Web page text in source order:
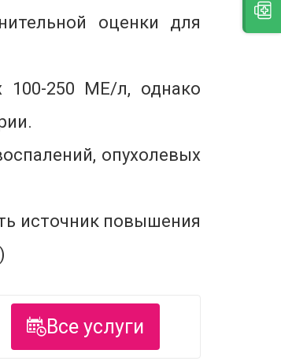
оценки для
100-250 МЕ/л, однако
опухолевых
источник повышения
Все услуги